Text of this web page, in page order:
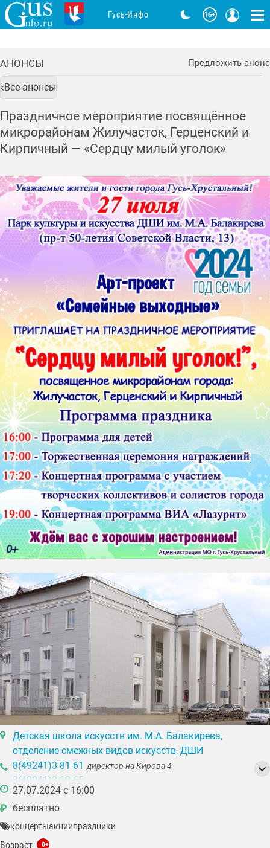
АНОНСЫ Предложить анонс
Все анонсы
Праздничное мероприятие посвящённое
микрорайонам Жилучасток, Герценский и
Кирпичный — «Сердцу милый уголок»
Детская школа искусств им. М.А. Балакирева,
отделение смежных видов искусств, ДШИ
8(49241)3-81-61 директор на Кирова 4
8(49241)3-10-65
8(49241)2-22-46 отдел кадров, учебная часть
27.07.2024 с 16:00
бесплатно
₽
концертыакциипраздники
Возраст 0+
Гусь-Инфо